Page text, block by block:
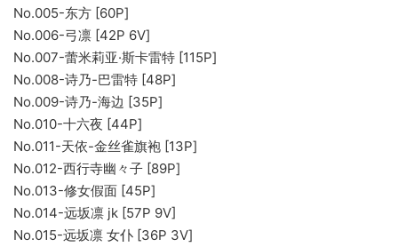
No.005-东方 [60P]
No.006-弓凛 [42P 6V]
No.007-蕾米莉亚·斯卡雷特 [115P]
No.008-诗乃-巴雷特 [48P]
No.009-诗乃-海边 [35P]
No.010-十六夜 [44P]
No.011-天依-金丝雀旗袍 [13P]
No.012-西行寺幽々子 [89P]
No.013-修女假面 [45P]
No.014-远坂凛 jk [57P 9V]
No.015-远坂凛 女仆 [36P 3V]